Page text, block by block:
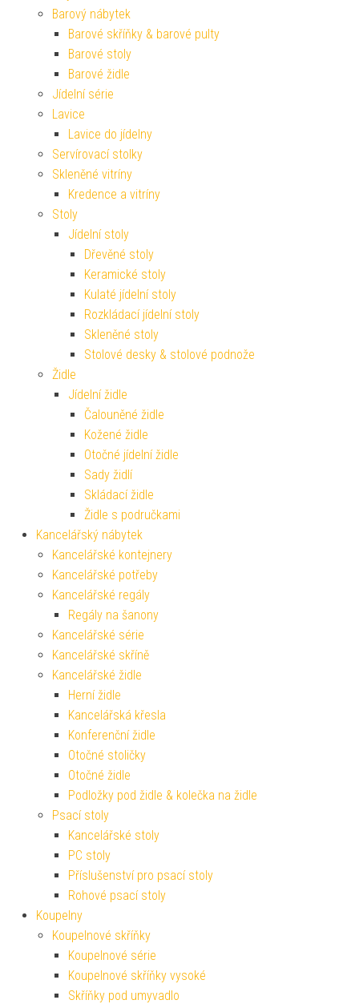
Barový nábytek
Barové skříňky & barové pulty
Barové stoly
Barové židle
Jídelní série
Lavice
Lavice do jídelny
Servírovací stolky
Skleněné vitríny
Kredence a vitríny
Stoly
Jídelní stoly
Dřevěné stoly
Keramické stoly
Kulaté jídelní stoly
Rozkládací jídelní stoly
Skleněné stoly
Stolové desky & stolové podnože
Židle
Jídelní židle
Čalouněné židle
Kožené židle
Otočné jídelní židle
Sady židlí
Skládací židle
Židle s područkami
Kancelářský nábytek
Kancelářské kontejnery
Kancelářské potřeby
Kancelářské regály
Regály na šanony
Kancelářské série
Kancelářské skříně
Kancelářské židle
Herní židle
Kancelářská křesla
Konferenční židle
Otočné stoličky
Otočné židle
Podložky pod židle & kolečka na židle
Psací stoly
Kancelářské stoly
PC stoly
Příslušenství pro psací stoly
Rohové psací stoly
Koupelny
Koupelnové skříňky
Koupelnové série
Koupelnové skříňky vysoké
Skříňky pod umyvadlo